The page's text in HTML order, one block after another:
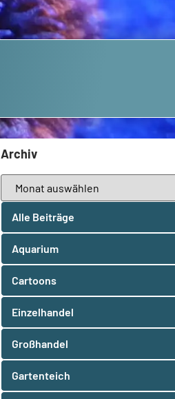
Archiv
Alle Beiträge
Aquarium
Cartoons
Einzelhandel
Großhandel
Gartenteich